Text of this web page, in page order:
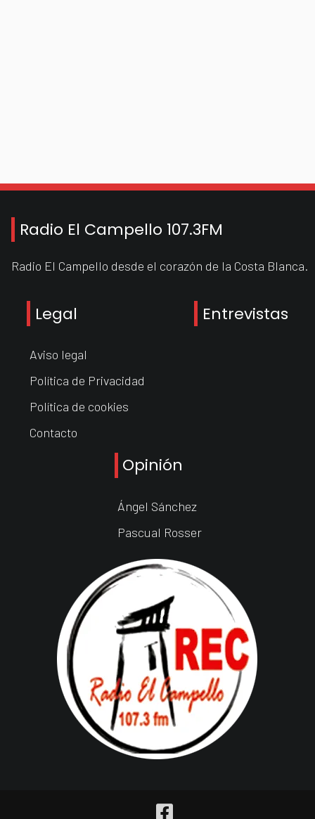
Radio El Campello 107.3FM
Radio El Campello desde el corazón de la Costa Blanca.
Legal
Aviso legal
Política de Privacidad
Política de cookies
Contacto
Entrevistas
Opinión
Ángel Sánchez
Pascual Rosser